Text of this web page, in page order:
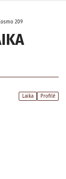
209
Laika Profilé